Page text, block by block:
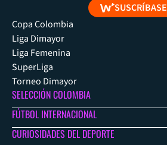
SUSCRÍBASE
Copa Colombia
Liga Dimayor
Liga Femenina
SuperLiga
Torneo Dimayor
SELECCIÓN COLOMBIA
FÚTBOL INTERNACIONAL
CURIOSIDADES DEL DEPORTE